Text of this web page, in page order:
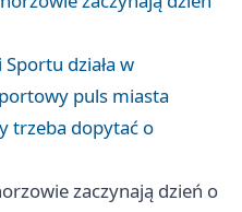
działa w
puls miasta
trzeba dopytać o
zaczynają dzień o